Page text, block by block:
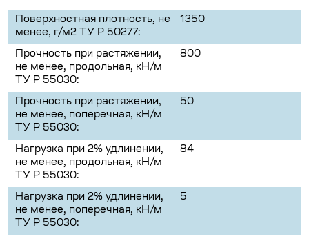
Поверхностная плотность, не
менее, г/м2 ТУ Р 50277:
1350
Прочность при растяжении,
не менее, продольная, кН/м
ТУ Р 55030:
800
Прочность при растяжении,
не менее, поперечная, кН/м
ТУ Р 55030:
50
Нагрузка при 2% удлинении,
не менее, продольная, кН/м
ТУ Р 55030:
84
Нагрузка при 2% удлинении,
не менее, поперечная, кН/м
ТУ Р 55030:
5